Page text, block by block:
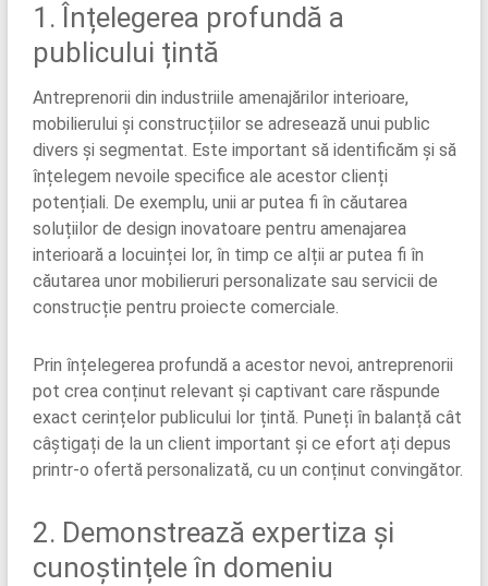
1. Înțelegerea profundă a
publicului țintă
Antreprenorii din industriile amenajărilor interioare,
mobilierului și construcțiilor se adresează unui public
divers și segmentat. Este important să identificăm și să
înțelegem nevoile specifice ale acestor clienți
potențiali. De exemplu, unii ar putea fi în căutarea
soluțiilor de design inovatoare pentru amenajarea
interioară a locuinței lor, în timp ce alții ar putea fi în
căutarea unor mobilieruri personalizate sau servicii de
construcție pentru proiecte comerciale.
Prin înțelegerea profundă a acestor nevoi, antreprenorii
pot crea conținut relevant și captivant care răspunde
exact cerințelor publicului lor țintă. Puneți în balanță cât
câștigați de la un client important și ce efort ați depus
printr-o ofertă personalizată, cu un conținut convingător.
2. Demonstrează expertiza și
cunoștințele în domeniu